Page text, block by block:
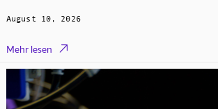
August 10, 2026
Mehr lesen 